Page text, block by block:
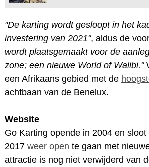
"De karting wordt gesloopt in het
investering van 2021", aldus de
wordt plaatsgemaakt voor de
zone; een nieuwe World of Walibi."
een Afrikaans gebied met de
achtbaan van de Benelux.
Website
Go Karting opende in 2004 en
2017 weer open te gaan met
attractie is nog niet verwijderd van